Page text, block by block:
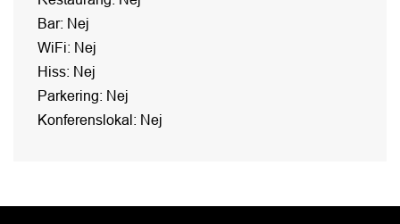
Bar: Nej
WiFi: Nej
Hiss: Nej
Parkering: Nej
Konferenslokal: Nej